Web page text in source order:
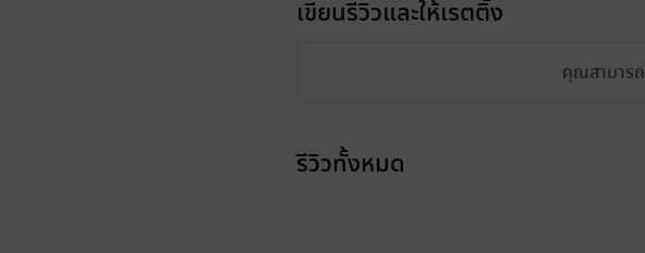
เขียนรีวิวและให้เรตติ้ง
คุณสามารถ
รีวิวทั้งหมด